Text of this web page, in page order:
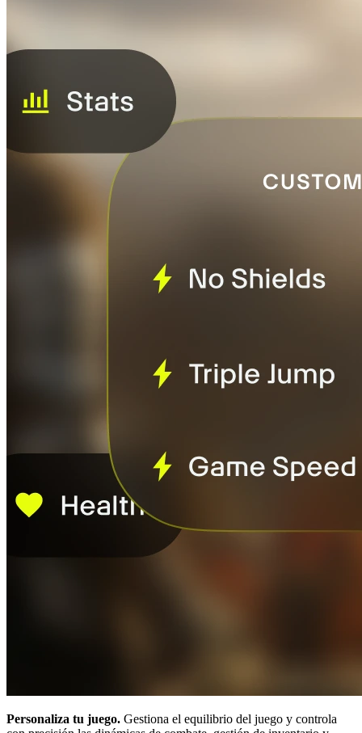
Personaliza tu juego. Gestiona el equilibrio del juego y controla